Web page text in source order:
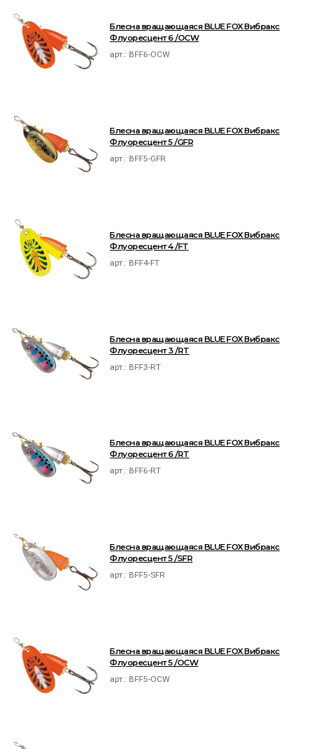
Блесна вращающаяся BLUE FOX Вибракс
Флуоресцент 6 /OCW
арт.: BFF6-OCW
Блесна вращающаяся BLUE FOX Вибракс
Флуоресцент 5 /GFR
арт.: BFF5-GFR
Блесна вращающаяся BLUE FOX Вибракс
Флуоресцент 4 /FT
арт.: BFF4-FT
Блесна вращающаяся BLUE FOX Вибракс
Флуоресцент 3 /RT
арт.: BFF3-RT
Блесна вращающаяся BLUE FOX Вибракс
Флуоресцент 6 /RT
арт.: BFF6-RT
Блесна вращающаяся BLUE FOX Вибракс
Флуоресцент 5 /SFR
арт.: BFF5-SFR
Блесна вращающаяся BLUE FOX Вибракс
Флуоресцент 5 /OCW
арт.: BFF5-OCW